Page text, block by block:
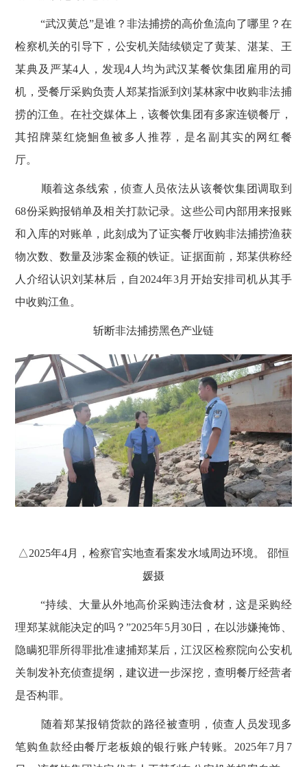
“武汉黄总”是谁？非法捕捞的高价鱼流向了哪里？在
检察机关的引导下，公安机关陆续锁定了黄某、湛某、王
某典及严某4 人，发现4 人均为武汉某餐饮集团雇用的司
机，受餐厅采购负责人郑某指派到刘某林家中收购非法捕
捞的江鱼。在社交媒体上，该餐饮集团有多家连锁餐厅，
其招牌菜红烧鮰鱼被多人推荐，是名副其实的网红餐
厅。
顺着这条线索，侦查人员依法从该餐饮集团调取到
68份采购报销单及相关打款记录。这些公司内部用来报账
和入库的对账单，此刻成为了证实餐厅收购非法捕捞渔获
物次数、数量及涉案金额的铁证。证据面前，郑某供称经
人介绍认识刘某林后，自 2024年3月开始安排司机从其手
中收购江鱼。
斩断非法捕捞黑色产业链
△2025年4月，检察官实地查看案发水域周边环境。 邵恒
媛摄
“持续、大量从外地高价采购违法食材，这是采购经
理郑某就能决定的吗？”2025年5月 30日，在以涉嫌掩饰、
隐瞒犯罪所得罪批准逮捕郑某后，江汉区检察院向公安机
关制发补充侦查提纲，建议进一步深挖，查明餐厅经营者
是否构罪。
随着郑某报销货款的路径被查明，侦查人员发现多
笔购鱼款经由餐厅老板娘的银行账户转账。 2025年7月 7